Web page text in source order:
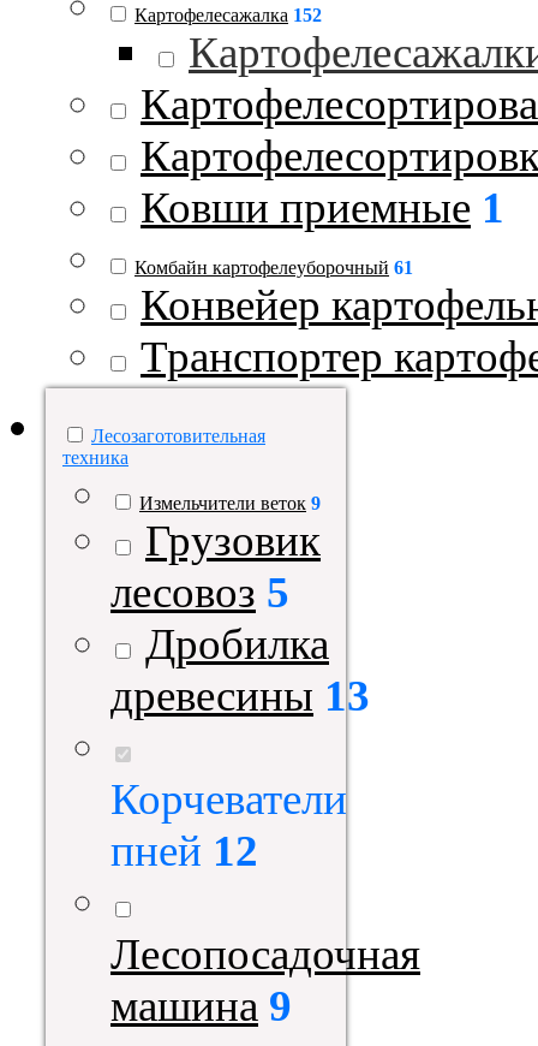
Картофелесажалка 152
Ковши приемные 1
Комбайн картофелеуборочный 61
Конвейер
Транспортер
Лесозаготовительная
техника
Измельчители веток 9
Грузовик
лесовоз 5
Дробилка
древесины 13
Корчеватели
пней 12
Лесопосадочная
машина 9